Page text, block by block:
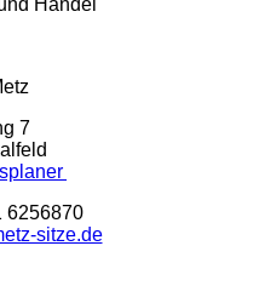
7
6256870
sitze.de